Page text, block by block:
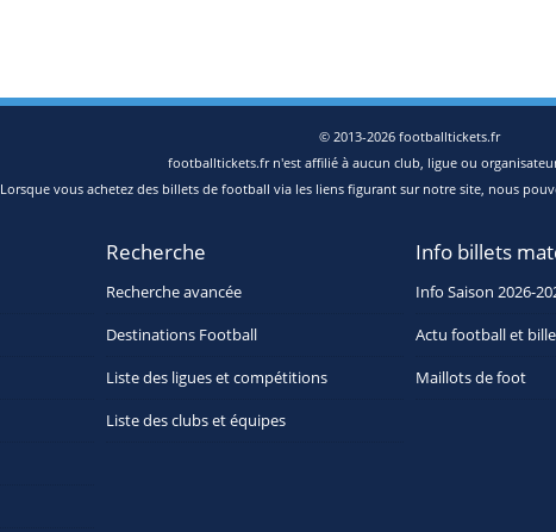
© 2013-2026 footballtickets.fr
footballtickets.fr n'est affilié à aucun club, ligue ou
Lorsque vous achetez des billets de football via les liens figurant sur notre site, nous
Recherche
Recherche avancée
Destinations Football
Liste des ligues et compétitions
Liste des clubs et équipes
Info billets
Info Saison 2026-
Actu football et
Maillots de foot